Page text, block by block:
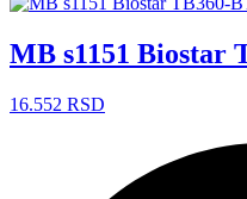
MB s1151 Biostar
16.552 RSD